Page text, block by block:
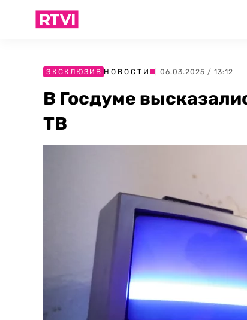
ЭКСКЛЮЗИВ НОВОСТИ | 06.03.2025 / 13:12
В Госдуме
ТВ